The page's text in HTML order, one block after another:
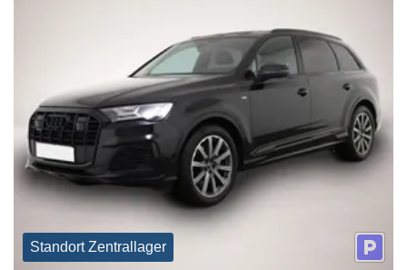
Standort Zentrallager